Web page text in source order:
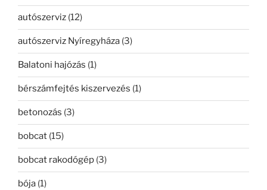
autószerviz (12)
autószerviz Nyíregyháza (3)
Balatoni hajózás (1)
bérszámfejtés kiszervezés (1)
betonozás (3)
bobcat (15)
bobcat rakodógép (3)
bója (1)